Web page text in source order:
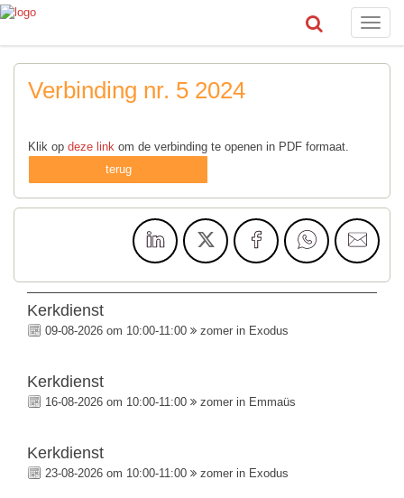
Toggle
Verbinding nr. 5 2024
Klik op deze link om de verbinding te openen in PDF formaat.
terug
Kerkdienst
09-08-2026 om 10:00-11:00 zomer in Exodus
Kerkdienst
16-08-2026 om 10:00-11:00 zomer in Emmaüs
Kerkdienst
23-08-2026 om 10:00-11:00 zomer in Exodus